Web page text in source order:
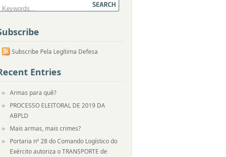
Subscribe Pela Legítima Defesa
Entries
Armas para quê?
PROCESSO ELEITORAL DE 2019 DA
ABPLD
Mais armas, mais crimes?
Portaria nº 28 do Comando Logístico do
Exército autoriza o TRANSPORTE de